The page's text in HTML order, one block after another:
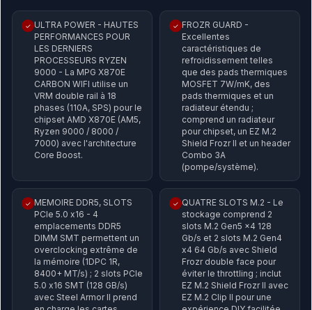
✓ ULTRA POWER - HAUTES
PERFORMANCES POUR
LES DERNIERS
PROCESSEURS RYZEN
9000 - La MPG X870E
CARBON WIFI utilise un
VRM double rail à 18
phases (110A, SPS) pour le
chipset AMD X870E (AM5,
Ryzen 9000 / 8000 /
7000) avec l'architecture
Core Boost.
✓ FROZR GUARD -
Excellentes
caractéristiques de
refroidissement telles
que des pads thermiques
MOSFET 7W/mK, des
pads thermiques et un
radiateur étendu ;
comprend un radiateur
pour chipset, un EZ M.2
Shield Frozr II et un header
Combo 3A
(pompe/système).
✓ MEMOIRE DDR5, SLOTS
PCIe 5.0 x16 - 4
emplacements DDR5
DIMM SMT permettent un
overclocking extrême de
la mémoire (1DPC 1R,
8400+ MT/s) ; 2 slots PCIe
5.0 x16 SMT (128 GB/s)
avec Steel Armor II prend
✓ QUATRE SLOTS M.2 - Le
stockage comprend 2
slots M.2 Gen5 x4 128
Gb/s et 2 slots M.2 Gen4
x4 64 Gb/s avec Shield
Frozr double face pour
éviter le throttling ; inclut
EZ M.2 Shield Frozr II avec
EZ M.2 Clip II pour une